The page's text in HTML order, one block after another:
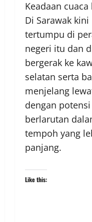
Keadaan
Di Sarawak kini
tertumpu di
negeri itu dan
bergerak ke
selatan serta
menjelang
dengan potensi
berlarutan
tempoh yang
panjang.
Like this: